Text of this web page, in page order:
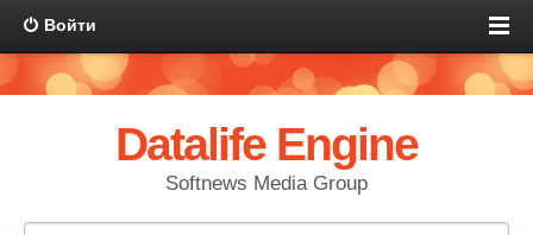
Войти
Datalife Engine
Softnews Media Group